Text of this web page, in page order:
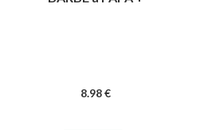
8.98 €